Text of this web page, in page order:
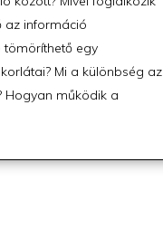
az információ
tömöríthető egy
Mi a különbség az
Hogyan működik a